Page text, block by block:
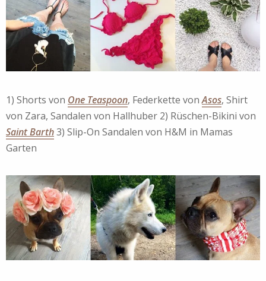
1) Shorts von One Teaspoon, Federkette vonAsos, Shirt
von Zara, Sandalen von Hallhuber 2) Rüschen-Bikini von
Saint Barth3) Slip-On Sandalen von H&M in Mamas
Garten